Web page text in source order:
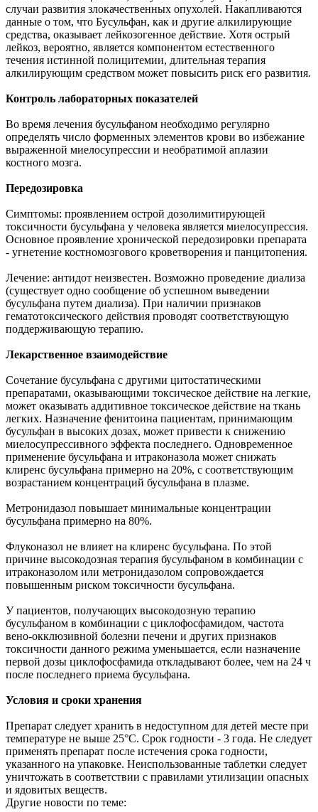
случаи развития злокачественных опухолей. Накапливаются
данные о том, что Бусульфан, как и другие алкилирующие
средства, оказывает лейкозогенное действие. Хотя острый
лейкоз, вероятно, является компонентом естественного
течения истинной полицитемии, длительная терапия
алкилирующим средством может повысить риск его развития.
Контроль лабораторных показателей
Во время лечения бусульфаном необходимо регулярно
определять число форменных элементов крови во избежание
выраженной миелосупрессии и необратимой аплазии
костного мозга.
Передозировка
Симптомы: проявлением острой дозолимитирующей
токсичности бусульфана у человека является миелосупрессия.
Основное проявление хронической передозировки препарата
- угнетение костномозгового кроветворения и панцитопения.
Лечение: антидот неизвестен. Возможно проведение диализа
(существует одно сообщение об успешном выведении
бусульфана путем диализа). При наличии признаков
гематотоксического действия проводят соответствующую
поддерживающую терапию.
Лекарственное взаимодействие
Сочетание бусульфана с другими цитостатическими
препаратами, оказывающими токсическое действие на легкие,
может оказывать аддитивное токсическое действие на ткань
легких. Назначение фенитоина пациентам, принимающим
бусульфан в высоких дозах, может привести к снижению
миелосупрессивного эффекта последнего. Одновременное
применение бусульфана и итраконазола может снижать
клиренс бусульфана примерно на 20%, с соответствующим
возрастанием концентраций бусульфана в плазме.
Метронидазол повышает минимальные концентрации
бусульфана примерно на 80%.
Флуконазол не влияет на клиренс бусульфана. По этой
причине высокодозная терапия бусульфаном в комбинации с
итраконазолом или метронидазолом сопровождается
повышенным риском токсичности бусульфана.
У пациентов, получающих высокодозную терапию
бусульфаном в комбинации с циклофосфамидом, частота
вено-окклюзивной болезни печени и других признаков
токсичности данного режима уменьшается, если назначение
первой дозы циклофосфамида откладывают более, чем на 24 ч
после последнего приема бусульфана.
Условия и сроки хранения
Препарат следует хранить в недоступном для детей месте при
температуре не выше 25°С. Срок годности - 3 года. Не следует
применять препарат после истечения срока годности,
указанного на упаковке. Неиспользованные таблетки следует
уничтожать в соответствии с правилами утилизации опасных
и ядовитых веществ.
Другие новости по теме: